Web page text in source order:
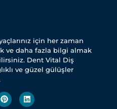
için her zaman
ve daha fazla bilgi almak
Dent Vital Diş
ve güzel gülüşler